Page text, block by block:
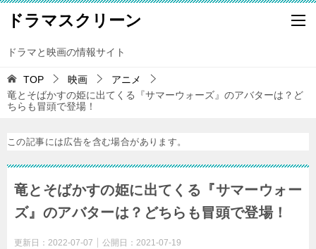
ドラマスクリーン
ドラマと映画の情報サイト
TOP 映画
アニメ
竜とそばかすの姫に出てくる『サマーウォーズ』のアバターは？ど
ちらも冒頭で登場！
この記事には広告を含む場合があります。
竜とそばかすの姫に出てくる『サマーウォー
ズ』のアバターは？どちらも冒頭で登場！
更新日： 2022-07-07 公開日： 2021-07-19